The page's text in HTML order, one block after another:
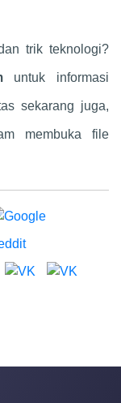
trik teknologi?
untuk informasi
sekarang juga,
membuka file